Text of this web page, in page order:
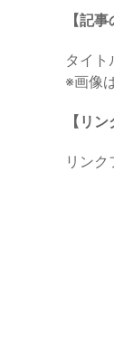
【記
タイト
※画像
【リ
リンク